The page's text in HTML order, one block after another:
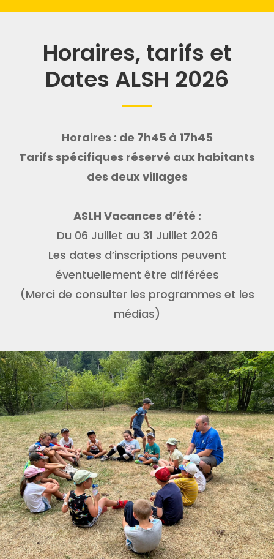
Horaires, tarifs et
Dates ALSH 2026
Horaires : de 7h45 à 17h45
Tarifs spécifiques réservé aux habitants
des deux villages
ASLH Vacances d’été :
Du 06 Juillet au 31 Juillet 2026
Les dates d’inscriptions peuvent
éventuellement être différées
(Merci de consulter les programmes et les
médias)